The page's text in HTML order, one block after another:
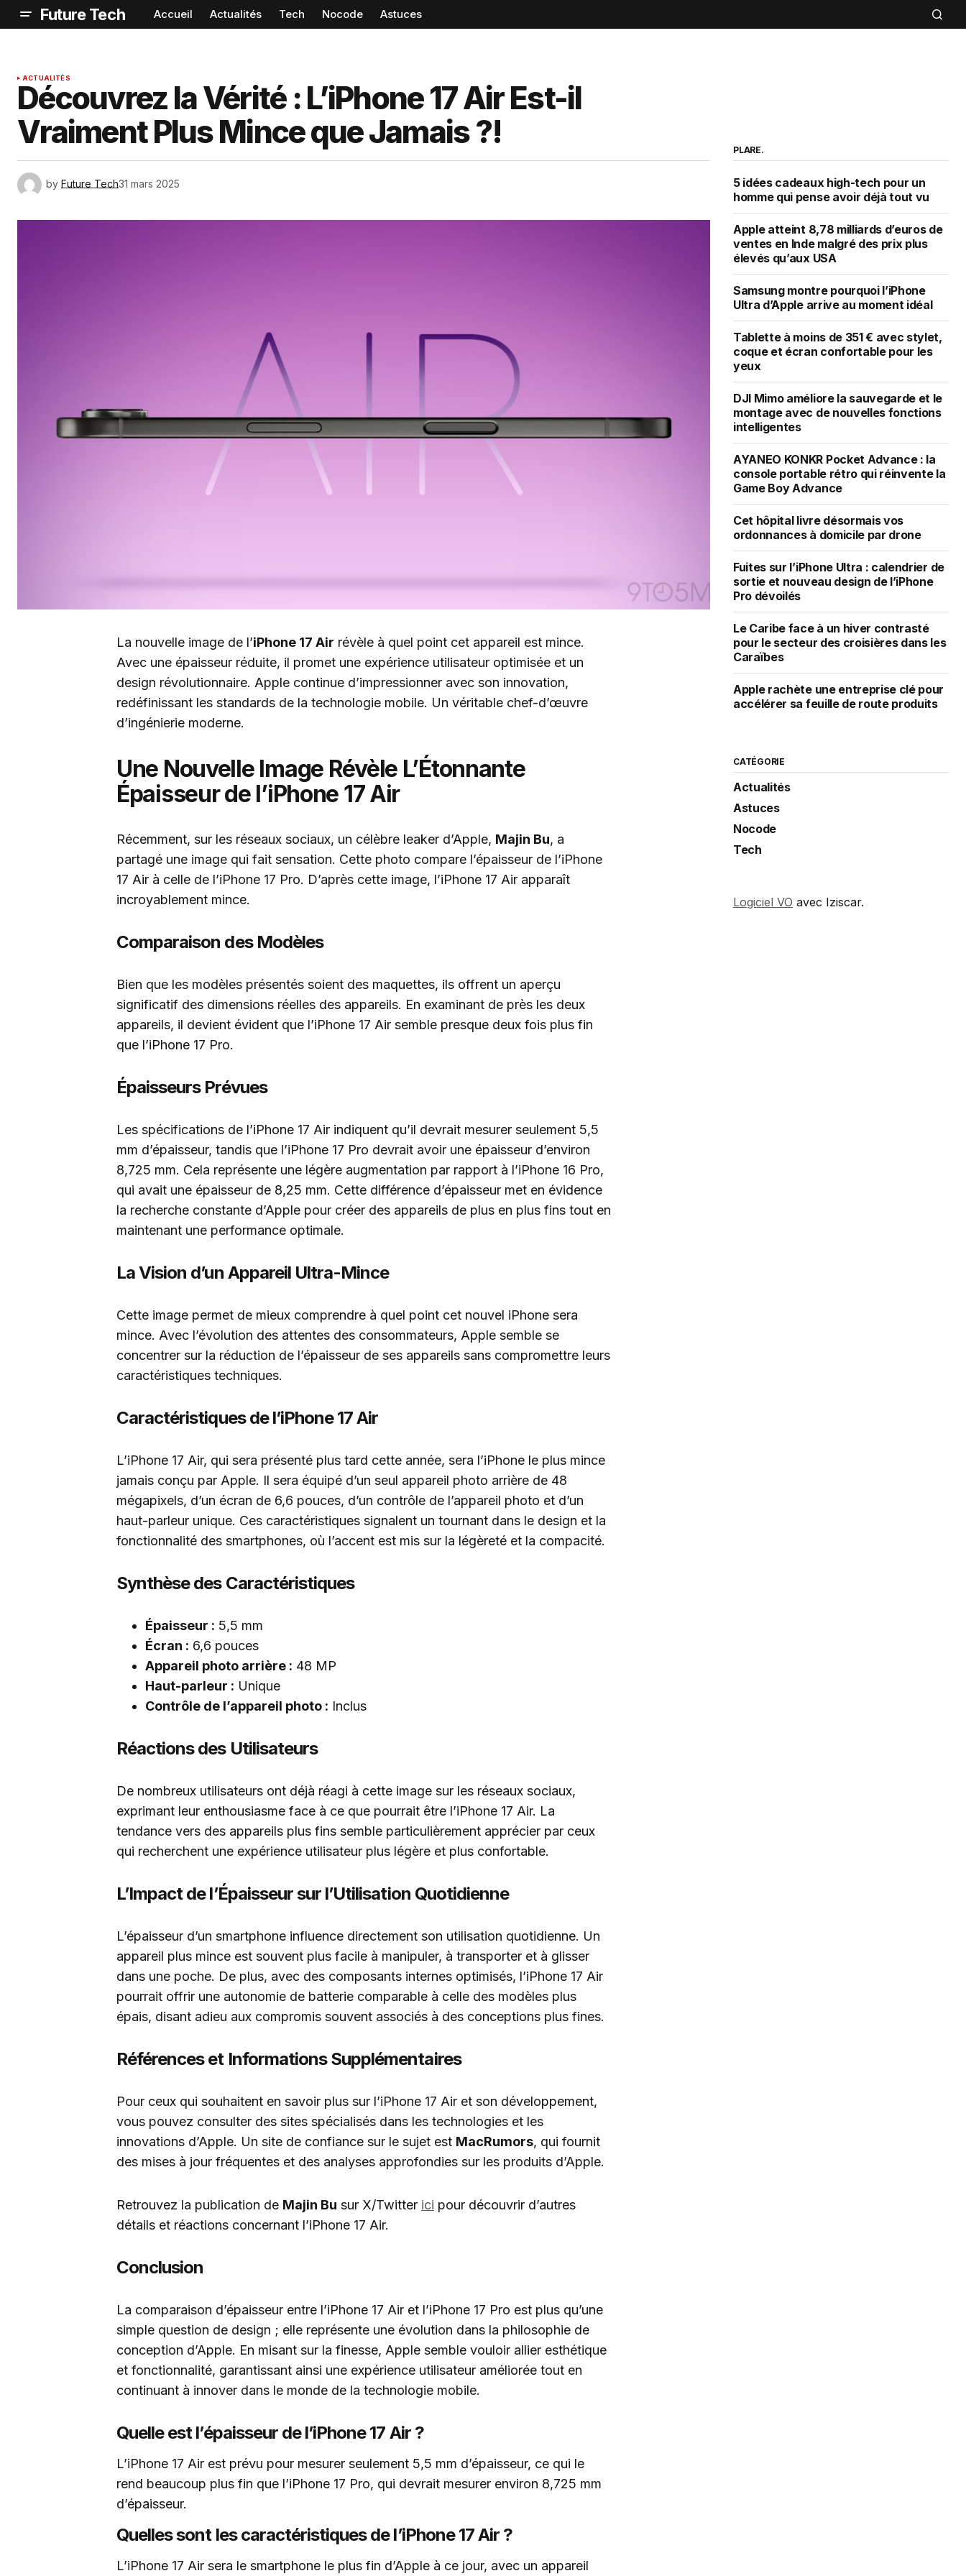
Future Tech Accueil Actualités Tech Nocode Astuces
ACTUALITÉS
Découvrez la Vérité : L’iPhone 17 Air Est-il
Vraiment Plus Mince que Jamais ?!
by Future Tech31 mars 2025
La nouvelle image de l’iPhone 17 Air révèle à quel point cet appareil est mince.
Avec une épaisseur réduite, il promet une expérience utilisateur optimisée et un
design révolutionnaire. Apple continue d’impressionner avec son innovation,
redéfinissant les standards de la technologie mobile. Un véritable chef-d’œuvre
d’ingénierie moderne.
Une Nouvelle Image Révèle L’Étonnante
Épaisseur de l’iPhone 17 Air
Récemment, sur les réseaux sociaux, un célèbre leaker d’Apple, Majin Bu, a
partagé une image qui fait sensation. Cette photo compare l’épaisseur de l’iPhone
17 Air à celle de l’iPhone 17 Pro. D’après cette image, l’iPhone 17 Air apparaît
incroyablement mince.
Comparaison des Modèles
Bien que les modèles présentés soient des maquettes, ils offrent un aperçu
significatif des dimensions réelles des appareils. En examinant de près les deux
appareils, il devient évident que l’iPhone 17 Air semble presque deux fois plus fin
que l’iPhone 17 Pro.
Épaisseurs Prévues
Les spécifications de l’iPhone 17 Air indiquent qu’il devrait mesurer seulement 5,5
mm d’épaisseur, tandis que l’iPhone 17 Pro devrait avoir une épaisseur d’environ
8,725 mm. Cela représente une légère augmentation par rapport à l’iPhone 16 Pro,
qui avait une épaisseur de 8,25 mm. Cette différence d’épaisseur met en évidence
la recherche constante d’Apple pour créer des appareils de plus en plus fins tout en
maintenant une performance optimale.
La Vision d’un Appareil Ultra-Mince
Cette image permet de mieux comprendre à quel point cet nouvel iPhone sera
mince. Avec l’évolution des attentes des consommateurs, Apple semble se
concentrer sur la réduction de l’épaisseur de ses appareils sans compromettre leurs
caractéristiques techniques.
Caractéristiques de l’iPhone 17 Air
L’iPhone 17 Air, qui sera présenté plus tard cette année, sera l’iPhone le plus mince
jamais conçu par Apple. Il sera équipé d’un seul appareil photo arrière de 48
mégapixels, d’un écran de 6,6 pouces, d’un contrôle de l’appareil photo et d’un
haut-parleur unique. Ces caractéristiques signalent un tournant dans le design et la
fonctionnalité des smartphones, où l’accent est mis sur la légèreté et la compacité.
Synthèse des Caractéristiques
Épaisseur : 5,5 mm
Écran : 6,6 pouces
Appareil photo arrière : 48 MP
Haut-parleur : Unique
Contrôle de l’appareil photo : Inclus
Réactions des Utilisateurs
De nombreux utilisateurs ont déjà réagi à cette image sur les réseaux sociaux,
exprimant leur enthousiasme face à ce que pourrait être l’iPhone 17 Air. La
tendance vers des appareils plus fins semble particulièrement apprécier par ceux
qui recherchent une expérience utilisateur plus légère et plus confortable.
L’Impact de l’Épaisseur sur l’Utilisation Quotidienne
L’épaisseur d’un smartphone influence directement son utilisation quotidienne. Un
appareil plus mince est souvent plus facile à manipuler, à transporter et à glisser
dans une poche. De plus, avec des composants internes optimisés, l’iPhone 17 Air
pourrait offrir une autonomie de batterie comparable à celle des modèles plus
épais, disant adieu aux compromis souvent associés à des conceptions plus fines.
Références et Informations Supplémentaires
Pour ceux qui souhaitent en savoir plus sur l’iPhone 17 Air et son développement,
vous pouvez consulter des sites spécialisés dans les technologies et les
innovations d’Apple. Un site de confiance sur le sujet est MacRumors, qui fournit
des mises à jour fréquentes et des analyses approfondies sur les produits d’Apple.
Retrouvez la publication de Majin Bu sur X/Twitter ici pour découvrir d’autres
détails et réactions concernant l’iPhone 17 Air.
Conclusion
La comparaison d’épaisseur entre l’iPhone 17 Air et l’iPhone 17 Pro est plus qu’une
simple question de design ; elle représente une évolution dans la philosophie de
conception d’Apple. En misant sur la finesse, Apple semble vouloir allier esthétique
et fonctionnalité, garantissant ainsi une expérience utilisateur améliorée tout en
continuant à innover dans le monde de la technologie mobile.
Quelle est l’épaisseur de l’iPhone 17 Air ?
L’iPhone 17 Air est prévu pour mesurer seulement 5,5 mm d’épaisseur, ce qui le
rend beaucoup plus fin que l’iPhone 17 Pro, qui devrait mesurer environ 8,725 mm
d’épaisseur.
Quelles sont les caractéristiques de l’iPhone 17 Air ?
L’iPhone 17 Air sera le smartphone le plus fin d’Apple à ce jour, avec un appareil
PLARE.
5 idées cadeaux high-tech pour un
homme qui pense avoir déjà tout vu
Apple atteint 8,78 milliards d’euros de
ventes en Inde malgré des prix plus
élevés qu’aux USA
Samsung montre pourquoi l’iPhone
Ultra d’Apple arrive au moment idéal
Tablette à moins de 351 € avec stylet,
coque et écran confortable pour les
yeux
DJI Mimo améliore la sauvegarde et le
montage avec de nouvelles fonctions
intelligentes
AYANEO KONKR Pocket Advance : la
console portable rétro qui réinvente la
Game Boy Advance
Cet hôpital livre désormais vos
ordonnances à domicile par drone
Fuites sur l’iPhone Ultra : calendrier de
sortie et nouveau design de l’iPhone
Pro dévoilés
Le Caribe face à un hiver contrasté
pour le secteur des croisières dans les
Caraïbes
Apple rachète une entreprise clé pour
accélérer sa feuille de route produits
CATÉGORIE
Actualités
Astuces
Nocode
Tech
Logiciel VO avec Iziscar.